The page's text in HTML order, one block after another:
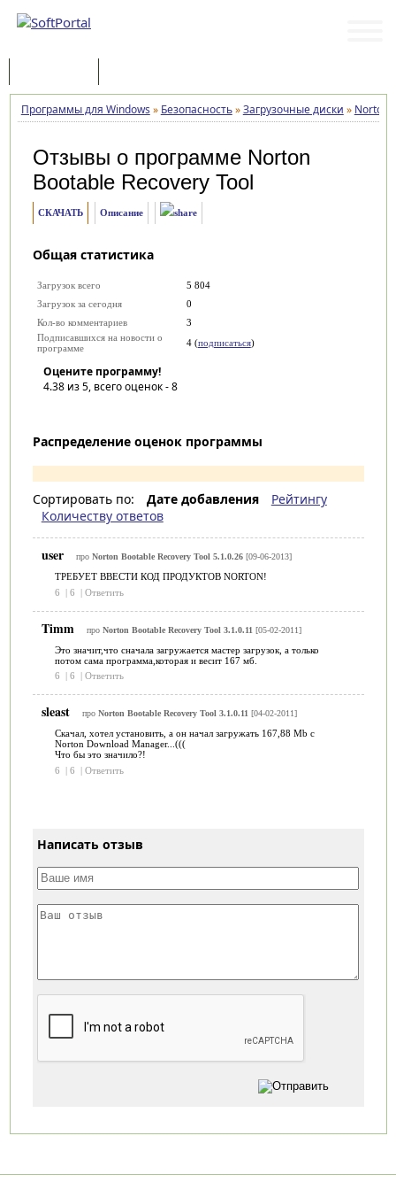
Программы для Windows » Безопасность»Загрузочные диски » Norton
Отзывы о программе Norton
Bootable Recovery Tool
СКАЧАТЬ Описание
Общая статистика
Загрузок всего
5 804
Загрузок за сегодня
0
Кол-во комментариев
3
Подписавшихся на новости о
программе
4 (подписаться)
Оцените программу!
4.38из 5, всего оценок -8
Распределение оценок программы
Сортировать по: Дате добавления
Рейтингу
Количеству ответов
user про Norton Bootable Recovery Tool 5.1.0.26[09-06-2013]
ТРЕБУЕТ ВВЕСТИ КОД ПРОДУКТОВ NORTON!
6
| 6 | Ответить
Timm про Norton Bootable Recovery Tool 3.1.0.11 [05-02-2011]
Это значит,что сначала загружается мастер загрузок, а только
потом сама программа,которая и весит 167 мб.
6
| 6 | Ответить
sleast про Norton Bootable Recovery Tool 3.1.0.11 [04-02-2011]
Скачал, хотел установить, а он начал загружать 167,88 Mb с
Norton Download Manager...(((
Что бы это значило?!
6
| 6 | Ответить
Написать отзыв